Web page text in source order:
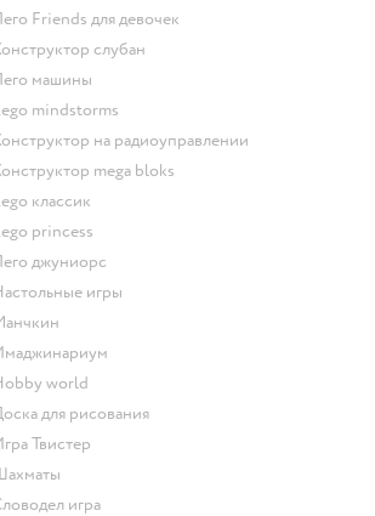
Лего Friends для девочек
Конструктор слубан
Лего машины
Lego mindstorms
Конструктор на радиоуправлении
Конструктор mega bloks
Lego классик
Lego princess
Лего джуниорс
Настольные игры
Манчкин
Имаджинариум
Hobby world
Доска для рисования
Игра Твистер
Шахматы
Словодел игра